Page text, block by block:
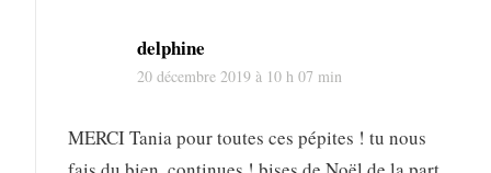
delphine
20 décembre 2019 à 10 h 07 min
MERCI Tania pour toutes ces pépites ! tu nous